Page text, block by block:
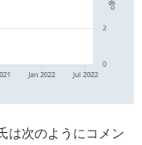
は次のようにコメン